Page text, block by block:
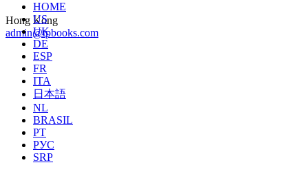
Hong Kong
admin@tpbooks.com
HOME
US
UK
DE
ESP
FR
ITA
日本語
NL
BRASIL
PT
РУС
SRP